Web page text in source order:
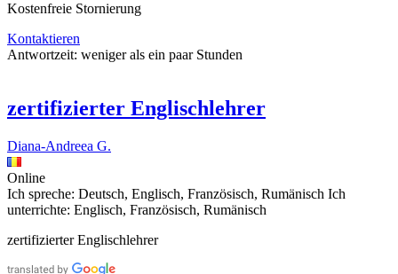
Kostenfreie Stornierung
Kontaktieren
Antwortzeit: weniger als ein paar Stunden
zertifizierter Englischlehrer
Diana-Andreea G.
Online
Ich spreche: Deutsch, Englisch, Französisch, Rumänisch Ich
unterrichte: Englisch, Französisch, Rumänisch
zertifizierter Englischlehrer